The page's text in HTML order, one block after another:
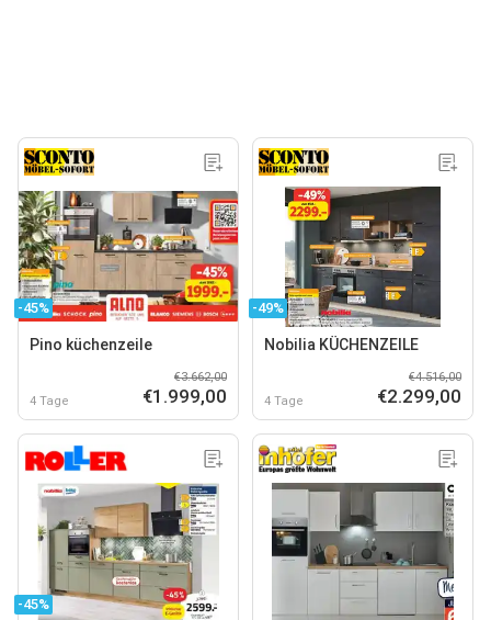
-45%
Pino küchenzeile
4 Tage
€3.662,00
€1.999,00
-49%
Nobilia KÜCHENZEILE
4 Tage
€4.516,00
€2.299,00
-45%